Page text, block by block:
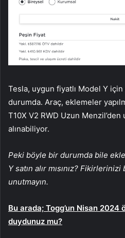
Tesla, uygun fiyatlı Model Y
durumda. Araç, eklemeler
T10X V2 RWD Uzun Menzil’den
alınabiliyor.
Peki böyle bir durumda bile
Y satın alır mısınız?
unutmayın.
Bu arada; Togg’un Nisan 2024
duydunuz mu?